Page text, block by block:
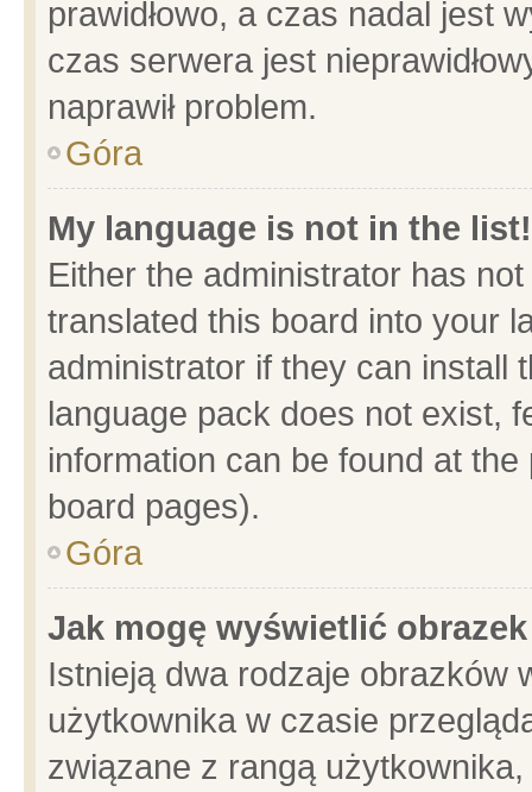
prawidłowo, a czas nadal jest
czas serwera jest
naprawił problem.
Góra
My language is not in the list!
Either the administrator has
translated this board into your
administrator if they can install
language pack does not exist,
information can be found at
board pages).
Góra
Jak mogę wyświetlić
Istnieją dwa rodzaje obrazków
użytkownika w czasie
związane z rangą